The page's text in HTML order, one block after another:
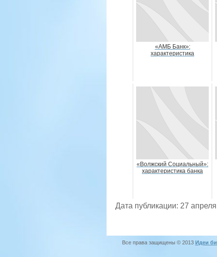
«АМБ Банк»:
характеристика
«Волжский Социальный»:
характеристика банка
Дата публикации: 27
Все права защищены © 2013 Идеи